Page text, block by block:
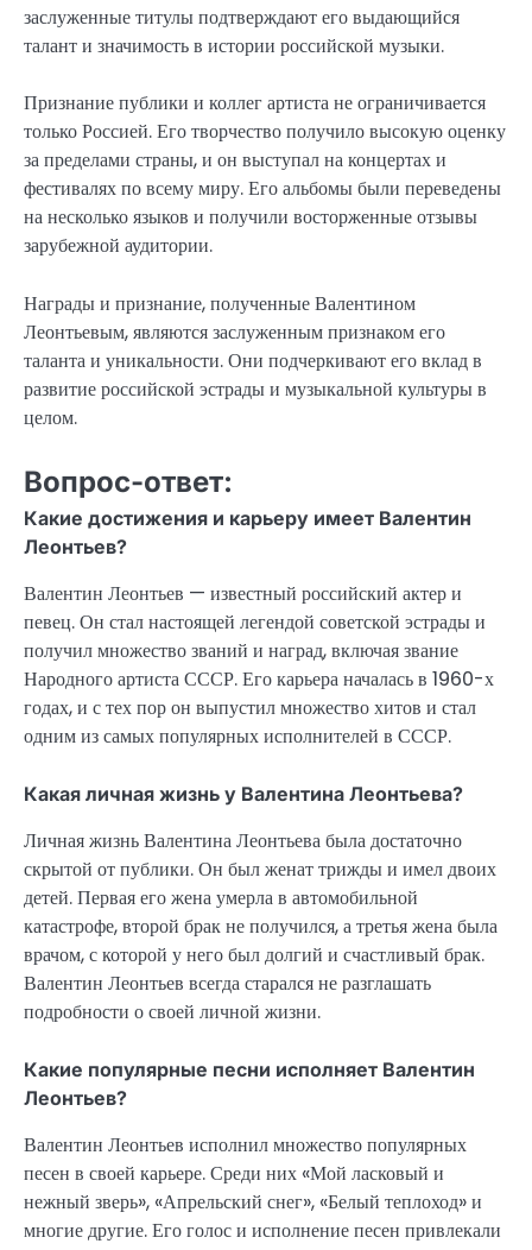
заслуженные титулы подтверждают его выдающийся
талант и значимость в истории российской музыки.
Признание публики и коллег артиста не ограничивается
только Россией. Его творчество получило высокую оценку
за пределами страны, и он выступал на концертах и
фестивалях по всему миру. Его альбомы были переведены
на несколько языков и получили восторженные отзывы
зарубежной аудитории.
Награды и признание, полученные Валентином
Леонтьевым, являются заслуженным признаком его
таланта и уникальности. Они подчеркивают его вклад в
развитие российской эстрады и музыкальной культуры в
целом.
Вопрос-ответ:
Какие достижения и карьеру имеет Валентин
Леонтьев?
Валентин Леонтьев — известный российский актер и
певец. Он стал настоящей легендой советской эстрады и
получил множество званий и наград, включая звание
Народного артиста СССР. Его карьера началась в 1960-х
годах, и с тех пор он выпустил множество хитов и стал
одним из самых популярных исполнителей в СССР.
Какая личная жизнь у Валентина Леонтьева?
Личная жизнь Валентина Леонтьева была достаточно
скрытой от публики. Он был женат трижды и имел двоих
детей. Первая его жена умерла в автомобильной
катастрофе, второй брак не получился, а третья жена была
врачом, с которой у него был долгий и счастливый брак.
Валентин Леонтьев всегда старался не разглашать
подробности о своей личной жизни.
Какие популярные песни исполняет Валентин
Леонтьев?
Валентин Леонтьев исполнил множество популярных
песен в своей карьере. Среди них «Мой ласковый и
нежный зверь», «Апрельский снег», «Белый теплоход» и
многие другие. Его голос и исполнение песен привлекали